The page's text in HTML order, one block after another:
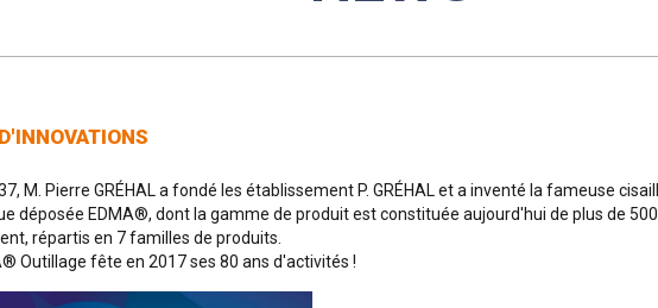
M. Pierre GRÉHAL a fondé les établissement P. GRÉHAL et a inventé la fameuse
déposée EDMA®, dont la gamme de produit est constituée aujourd'hui de plus de
répartis en 7 familles de produits.
Outillage fête en 2017 ses 80 ans d'activités !